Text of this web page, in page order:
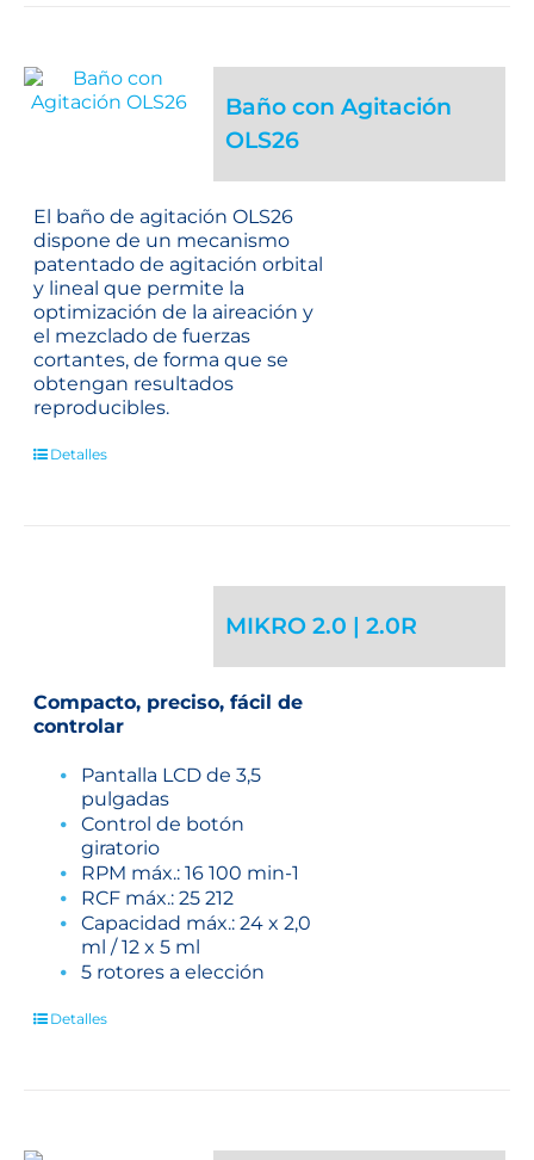
Baño con Agitación
OLS26
El baño de agitación OLS26
dispone de un mecanismo
patentado de agitación orbital
y lineal que permite la
optimización de la aireación y
el mezclado de fuerzas
cortantes, de forma que se
obtengan resultados
reproducibles.
Detalles
MIKRO 2.0 | 2.0R
Compacto, preciso, fácil de
controlar
Pantalla LCD de 3,5
pulgadas
Control de botón
giratorio
RPM máx.: 16 100 min-1
RCF máx.: 25 212
Capacidad máx.: 24 x 2,0
ml / 12 x 5 ml
5 rotores a elección
Detalles